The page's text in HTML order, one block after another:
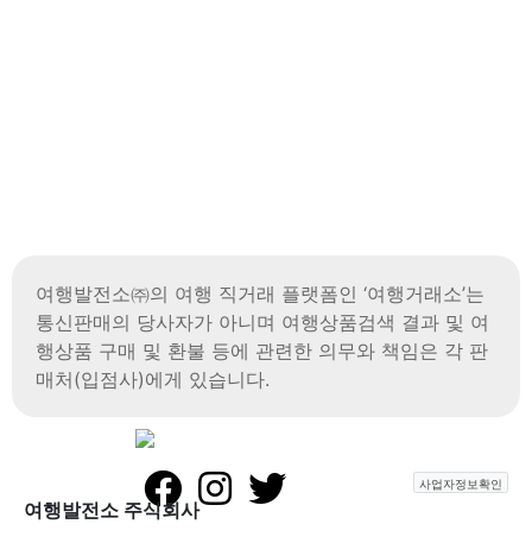
여행발전소㈜의 여행 직거래 플랫폼인 ‘여행거래소’는
통신판매의 당사자가 아니며 여행상품검색 결과 및 여
행상품 구매 및 환불 등에 관련한 의무와 책임은 각 판
매처(입점사)에게 있습니다.
여행발전소 주식회사
사업자정보확인